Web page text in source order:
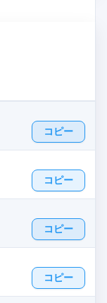
コピー
コピー
コピー
コピー